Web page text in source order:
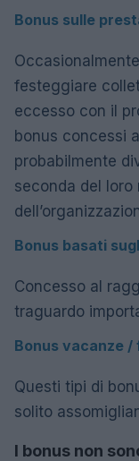
Bonus sulle
festeggiare
eccesso con il
bonus concessi
probabilmente
seconda del loro
Bonus basati
Concesso al
traguardo
Bonus vacanze /
Questi tipi di
solito
I bonus non